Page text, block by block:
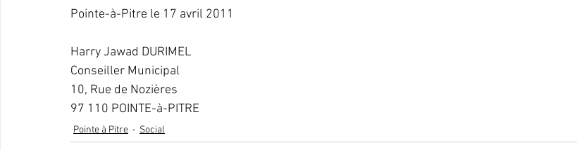
Pointe-à-Pitre le 17 avril 2011
Harry Jawad DURIMEL
Conseiller Municipal
10, Rue de Nozières
97 110 POINTE-à-PITRE
Pointe à Pitre Social